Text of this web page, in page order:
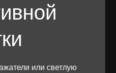
или светлую